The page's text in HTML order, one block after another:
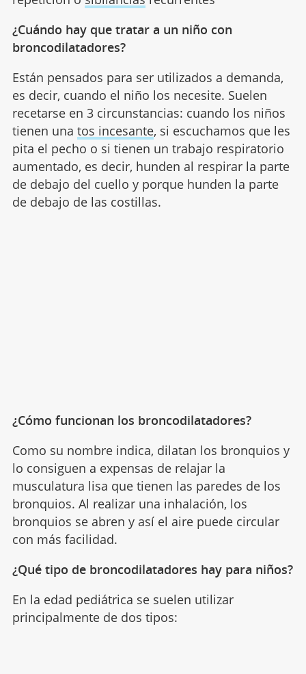
¿Cuándo hay que tratar a un niño con
broncodilatadores?
Están pensados para ser utilizados a demanda,
es decir, cuando el niño los necesite. Suelen
recetarse en 3 circunstancias: cuando los niños
tienen una tos incesante, si escuchamos que les
pita el pecho o si tienen un trabajo respiratorio
aumentado, es decir, hunden al respirar la parte
de debajo del cuello y porque hunden la parte
de debajo de las costillas.
¿Cómo funcionan los broncodilatadores?
Como su nombre indica, dilatan los bronquios y
lo consiguen a expensas de relajar la
musculatura lisa que tienen las paredes de los
bronquios. Al realizar una inhalación, los
bronquios se abren y así el aire puede circular
con más facilidad.
¿Qué tipo de broncodilatadores hay para niños?
En la edad pediátrica se suelen utilizar
principalmente de dos tipos: